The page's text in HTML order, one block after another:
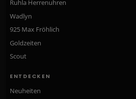
Ruhla Herrenuhren
Wadlyn
925 Max Fröhlich
Goldzeiten
Scout
ENTDECKEN
Neuheiten